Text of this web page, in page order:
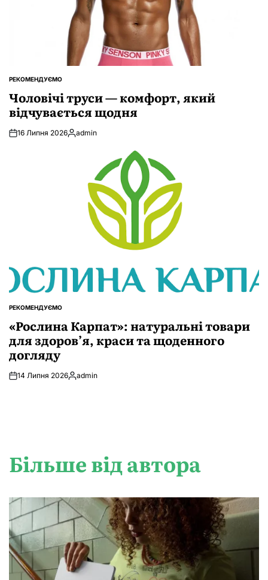
ОПУБЛІКУВАТИ
РЕКОМЕНДУЄМО
Чоловічі труси — комфорт, який
відчувається щодня
16 Липня 2026Опубліковано
admin
ОПУБЛІКУВАТИ
РЕКОМЕНДУЄМО
«Рослина Карпат»: натуральні товари
для здоров’я, краси та щоденного
догляду
14 Липня 2026Опубліковано
admin
Більше від автора